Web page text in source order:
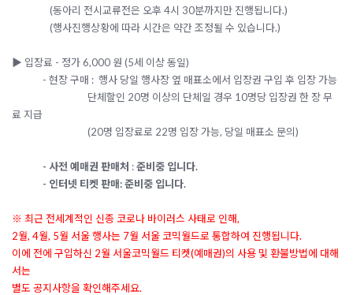
(동아리 전시교류전은 오후 4시 30분까지만 진행됩니다.)
(행사진행상황에 따라 시간은 약간 조정될 수 있습니다.)
▶ 입장료 - 정가 6,000 원 (5세 이상 동일)
- 현장 구매 : 행사 당일 행사장 옆 매표소에서 입장권 구입 후 입장 가능
단체할인 20명 이상의 단체일 경우 10명당 입장권 한 장 무
료 지급
(20명 입장료로 22명 입장 가능, 당일 매표소 문의)
- 사전 예매권 판매처 :준비중 입니다.
- 인터넷 티켓 판매: 준비중 입니다.
※ 최근 전세계적인 신종 코로나 바이러스 사태로 인해,
2월, 4월, 5월 서울 행사는 7월 서울 코믹월드로 통합하여 진행됩니다.
이에 전에 구입하신 2월 서울코믹월드 티켓(예매권)의 사용 및 환불방법에 대해
서는
별도 공지사항을 확인해주세요.